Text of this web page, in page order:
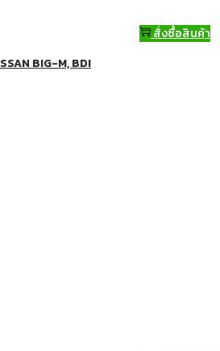
สั่งซื้อสินค้า
BIG-M, BDI